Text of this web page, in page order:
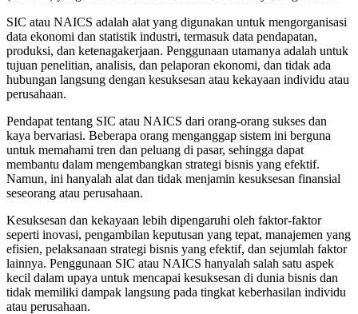
SIC atau NAICS adalah alat yang digunakan untuk mengorganisasi
data ekonomi dan statistik industri, termasuk data pendapatan,
produksi, dan ketenagakerjaan. Penggunaan utamanya adalah untuk
tujuan penelitian, analisis, dan pelaporan ekonomi, dan tidak ada
hubungan langsung dengan kesuksesan atau kekayaan individu atau
perusahaan.
Pendapat tentang SIC atau NAICS dari orang-orang sukses dan
kaya bervariasi. Beberapa orang menganggap sistem ini berguna
untuk memahami tren dan peluang di pasar, sehingga dapat
membantu dalam mengembangkan strategi bisnis yang efektif.
Namun, ini hanyalah alat dan tidak menjamin kesuksesan finansial
seseorang atau perusahaan.
Kesuksesan dan kekayaan lebih dipengaruhi oleh faktor-faktor
seperti inovasi, pengambilan keputusan yang tepat, manajemen yang
efisien, pelaksanaan strategi bisnis yang efektif, dan sejumlah faktor
lainnya. Penggunaan SIC atau NAICS hanyalah salah satu aspek
kecil dalam upaya untuk mencapai kesuksesan di dunia bisnis dan
tidak memiliki dampak langsung pada tingkat keberhasilan individu
atau perusahaan.